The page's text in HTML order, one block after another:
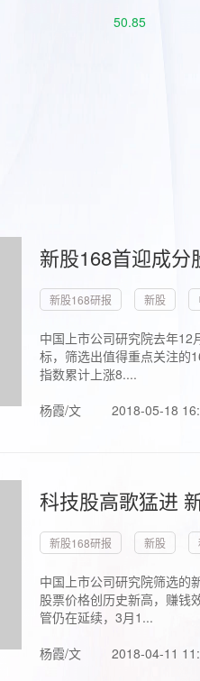
50.85
新股168首迎成
新股168研报 新股
中国上市公司研究院去年
标，筛选出值得重点关注的
指数累计上涨8....
杨霞/文
2018-05-18
科技股高歌猛进
新股168研报 新股
中国上市公司研究院筛选的
股票价格创历史新高，赚钱
管仍在延续，3月1...
杨霞/文
2018-04-11